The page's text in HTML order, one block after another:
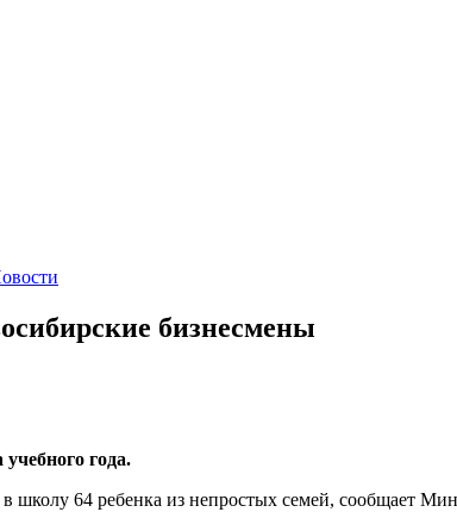
бизнесмены
года.
школу 64 ребенка из непростых семей, сообщает